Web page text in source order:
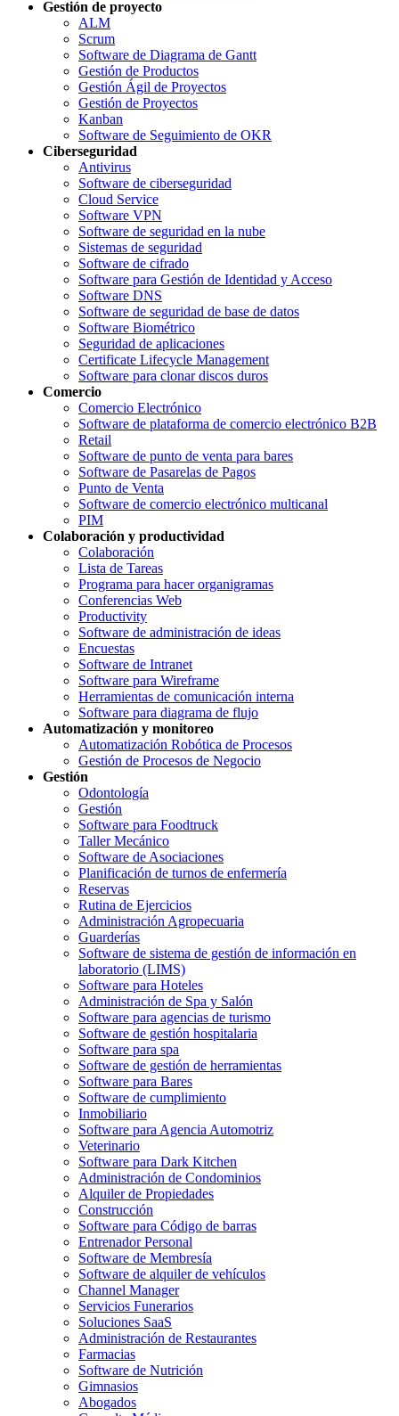
Gestión de proyecto
ALM
Scrum
Software de Diagrama de Gantt
Gestión de Productos
Gestión Ágil de Proyectos
Gestión de Proyectos
Kanban
Software de Seguimiento de OKR
Ciberseguridad
Antivirus
Software de ciberseguridad
Cloud Service
Software VPN
Software de seguridad en la nube
Sistemas de seguridad
Software de cifrado
Software para Gestión de Identidad y Acceso
Software DNS
Software de seguridad de base de datos
Software Biométrico
Seguridad de aplicaciones
Certificate Lifecycle Management
Software para clonar discos duros
Comercio
Comercio Electrónico
Software de plataforma de comercio electrónico B2B
Retail
Software de punto de venta para bares
Software de Pasarelas de Pagos
Punto de Venta
Software de comercio electrónico multicanal
PIM
Colaboración y productividad
Colaboración
Lista de Tareas
Programa para hacer organigramas
Conferencias Web
Productivity
Software de administración de ideas
Encuestas
Software de Intranet
Software para Wireframe
Herramientas de comunicación interna
Software para diagrama de flujo
Automatización y monitoreo
Automatización Robótica de Procesos
Gestión de Procesos de Negocio
Gestión
Odontología
Gestión
Software para Foodtruck
Taller Mecánico
Software de Asociaciones
Planificación de turnos de enfermería
Reservas
Rutina de Ejercicios
Administración Agropecuaria
Guarderías
Software de sistema de gestión de información en
laboratorio (LIMS)
Software para Hoteles
Administración de Spa y Salón
Software para agencias de turismo
Software de gestión hospitalaria
Software para spa
Software de gestión de herramientas
Software para Bares
Software de cumplimiento
Inmobiliario
Software para Agencia Automotriz
Veterinario
Software para Dark Kitchen
Administración de Condominios
Alquiler de Propiedades
Construcción
Software para Código de barras
Entrenador Personal
Software de Membresía
Software de alquiler de vehículos
Channel Manager
Servicios Funerarios
Soluciones SaaS
Administración de Restaurantes
Farmacias
Software de Nutrición
Gimnasios
Abogados